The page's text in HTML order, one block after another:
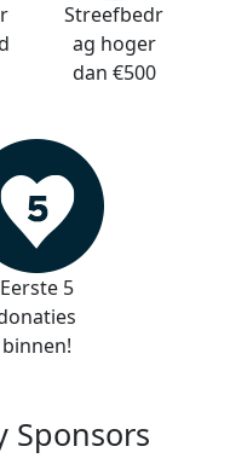
Streefbedr
ag hoger
dan €500
Eerste 5
binnen!
Sponsors